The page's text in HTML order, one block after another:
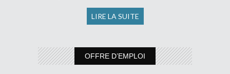
LIRE LA SUITE
OFFRE D’EMPLOI